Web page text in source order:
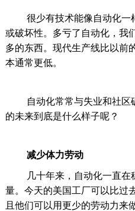
很少有技术能像自动化一
或破坏性。多亏了自动化，我
多的东西。现代生产线比以前
本通常更低。
自动化常常与失业和社区
的未来到底是什么样子呢？
减少体力劳动
几十年来，自动化一直在
量。今天的美国工厂可以比过
且他们可以用更少的劳动力来